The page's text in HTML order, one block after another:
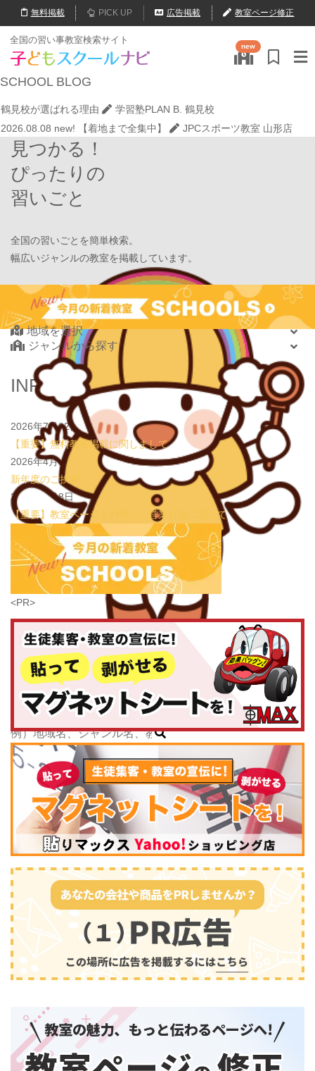
無料掲載 PICK UP 広告掲載 教室ページ修正
全国の習い事教室検索サイト
new
SCHOOL BLOG
2026.08.01 new! 心を育てる時間は今！1歳2歳
2026.08.09
new! なぜ1歳・2歳なの？本物は後から取り戻せない。
鶴見校が選ばれる理由
学習塾PLAN B. 鶴見校
2026.08.08 new! 【着地まで全集中】
JPCスポーツ教室 山形店
2026.08.01 new! 8月末開催【東京三鷹】光る衣装づくり＆ゾンビダン
スでハロウィンを楽しもう👻
2026.08.01 new!
【鶴見の受験生必見】偏差値38から早稲田・慶應に
大逆転合格！あえて「捨てた」3つの常識
2026.08.09 new! なぜ1歳・2歳なの？本物は後から取り戻せない。
いのまた音楽教室
ゼロからの勉強習慣でMARCH合格！学習塾PLAN B.
鶴見校が選ばれる理由
学習塾PLAN B. 鶴見校
2026.08.08
new! 【着地まで全集中】
JPCスポーツ教室 山形店
2026.08.01 new! 8月末開催【東京三鷹】光る衣装づくり＆ゾンビダン
スでハロウィンを楽しもう👻
表現教室そうぞう
2026.08.01 new! 【鶴見の受験生必見】偏差値38から早稲田・慶應に
大逆転合格！あえて「捨てた」3つの常識
学習塾PLAN B. 鶴見校
2026.08.01 new! 心を育てる時間は今！1歳2歳 いのまた音楽教室
見つかる！
ぴったりの
習いごと
全国の習いごとを簡単検索。
幅広いジャンルの教室を掲載しています。
子どもスクールナビ
公式キャラクター
掲載教室数173,463件
ジャンル数135件
6/24現在
Find Your School
地域を選択
北海道・東北
北海道
岩手県
宮城県
秋田県
山形県
福島県
関東
栃木県
群馬県
埼玉県
千葉県
東京都
神奈川県
中部
新潟県
富山県
石川県
福井県
山梨県
長野県
岐阜県
静岡県
愛知県
三重県
関西
滋賀県
京都府
大阪府
兵庫県
奈良県
和歌山県
中国・四国
岡山県
広島県
山口県
ジャンルから探す
学習教室(5438)
スポーツ・運動(2745)
音楽 (2413)
INFORMATION
2026年7月22日
【重要】無料教室掲載に関しまして
2026年4月3日
新年度のご挨拶
2026年1月8日
【重要】教室ページを利用した営業行為に関して
<PR>